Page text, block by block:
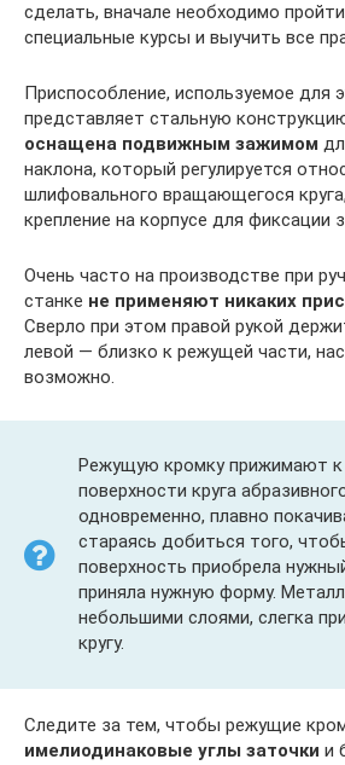
сделать, вначале необходимо
специальные курсы и выучить все
Приспособление, используемое для
представляет стальную
оснащена подвижным зажимом
наклона, который регулируется
шлифовального вращающегося
крепление на корпусе для фиксации
Очень часто на производстве при
станке не применяют никаких
Сверло при этом правой рукой
левой — близко к режущей части,
возможно.
Режущую кромку прижимают к
поверхности круга
одновременно, плавно
стараясь добиться того,
поверхность приобрела
приняла нужную форму.
небольшими слоями, слегка
кругу.
Следите за тем, чтобы режущие
имелиодинаковые углы заточки и